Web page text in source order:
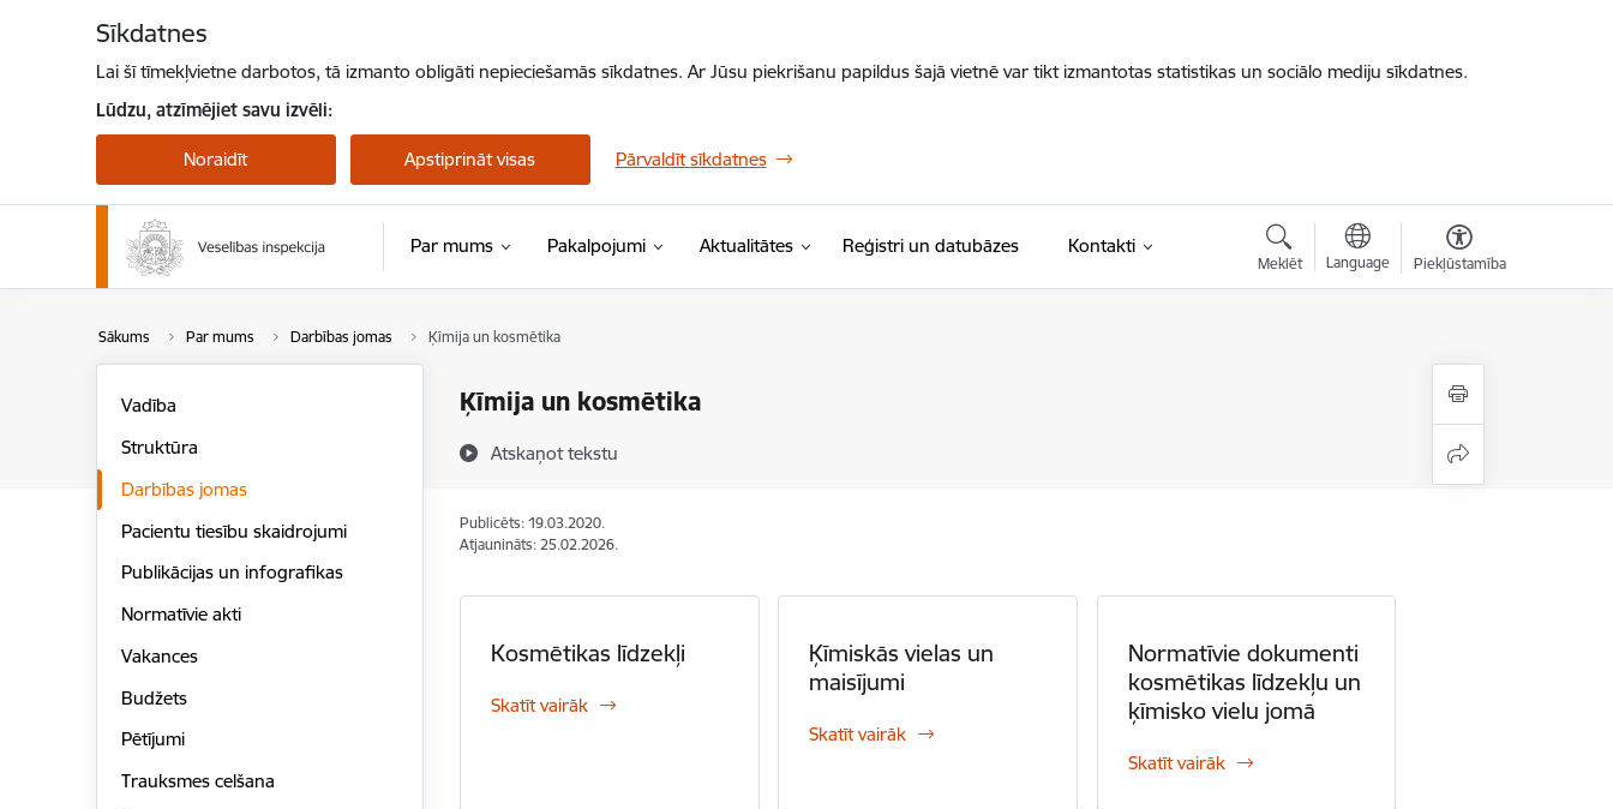
Sīkdatnes
Lai šī tīmekļvietne darbotos, tā izmanto obligāti nepieciešamās sīkdatnes. Ar Jūsu piekrišanu papildus šajā vietnē var tikt izmantotas statistikas un sociālo mediju sīkdatnes.
Lūdzu, atzīmējiet savu izvēli:
Noraidīt Apstiprināt visas Pārvaldīt sīkdatnes
Par mums Pakalpojumi Aktualitātes Reģistri un datubāzes Kontakti
Meklēt Language Piekļūstamība
Sākums Par mums Darbības jomas Ķīmija un kosmētika
Ķīmija un kosmētika
Atskaņot tekstu
Vadība
Struktūra
Darbības jomas
Pacientu tiesību skaidrojumi
Publikācijas un infografikas
Normatīvie akti
Vakances
Budžets
Pētījumi
Trauksmes celšana
Publicēts: 19.03.2020.
Atjaunināts: 25.02.2026.
Kosmētikas līdzekļi
Skatīt vairāk
Ķīmiskās vielas un
maisījumi
Skatīt vairāk
Normatīvie dokumenti
kosmētikas līdzekļu un
ķīmisko vielu jomā
Skatīt vairāk